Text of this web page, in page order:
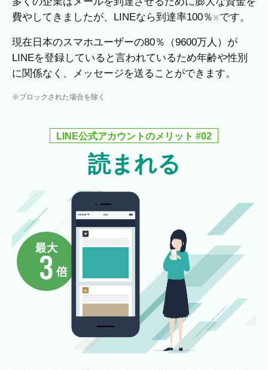
費やしてきましたが、LINEなら到達率100％※です。
現在日本のスマホユーザーの80％（9600万人）が
LINEを登録していると言われているため年齢や性別
に関係なく、メッセージを送ることができます。
※ブロックされた場合を除く
LINE公式アカウントのメリット #02
読まれる